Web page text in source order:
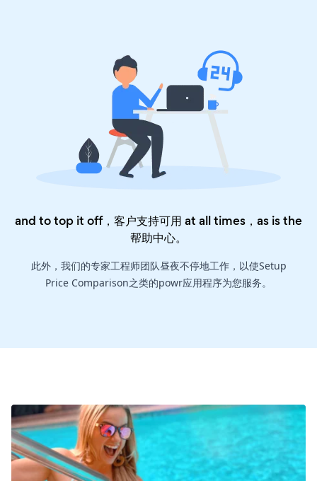
and to top it off，客户支持可用 at all times，as is the
帮助中心。
此外，我们的专家工程师团队昼夜不停地工作，以使Setup
Price Comparison之类的powr应用程序为您服务。